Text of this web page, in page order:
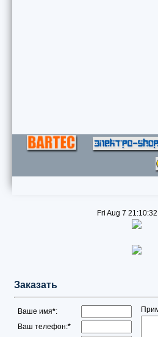
Fri Aug 7
Заказать
Ваше имя*:
Ваш телефон:*